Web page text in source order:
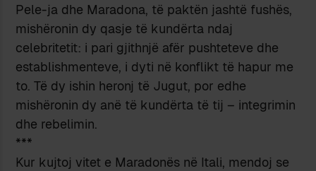
Pele-ja dhe Maradona, të paktën jashtë fushës,
mishëronin dy qasje të kundërta ndaj
celebritetit: i pari gjithnjë afër pushteteve dhe
establishmenteve, i dyti në konflikt të hapur me
to. Të dy ishin heronj të Jugut, por edhe
mishëronin dy anë të kundërta të tij – integrimin
dhe rebelimin.
***
Kur kujtoj vitet e Maradonës në Itali, mendoj se